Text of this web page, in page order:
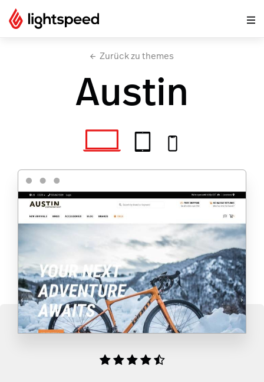
Zurück zu themes
Austin